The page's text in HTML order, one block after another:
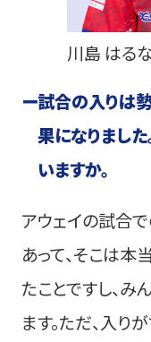
川島 はる
ー試合の入りは
果になりました
いますか。
アウェイの試合
あって、そこは
たことですし、
ます。ただ、入り